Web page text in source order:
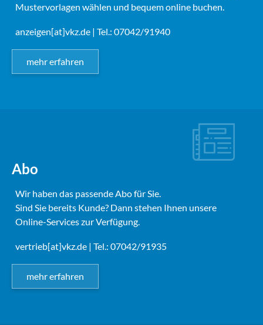
Mustervorlagen wählen und bequem online buchen.
anzeigen[at]vkz.de | Tel.: 07042/91940
mehr erfahren
Abo
Wir haben das passende Abo für Sie.
Sind Sie bereits Kunde? Dann stehen Ihnen unsere
Online-Services zur Verfügung.
vertrieb[at]vkz.de | Tel.: 07042/91935
mehr erfahren